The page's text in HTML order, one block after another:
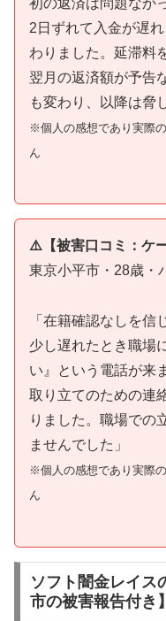
2日ずれて入金が遅
わりました。延滞料
翌月の返済額が予告
も変わり、以降は脅
※個人の感想であり実際
ん
⚠️【被害口コミ：ケ
東京小平市・28歳・
「在籍確認なしを
少し遅れたとき職場
い』という電話が来
取り立てのための連
りました。職場での
ませんでした」
※個人の感想であり実際
ん
ソフト闇金レイス
市の被害報告付き】